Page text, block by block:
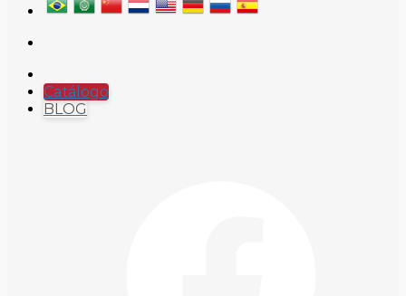
Catálogo
BLOG